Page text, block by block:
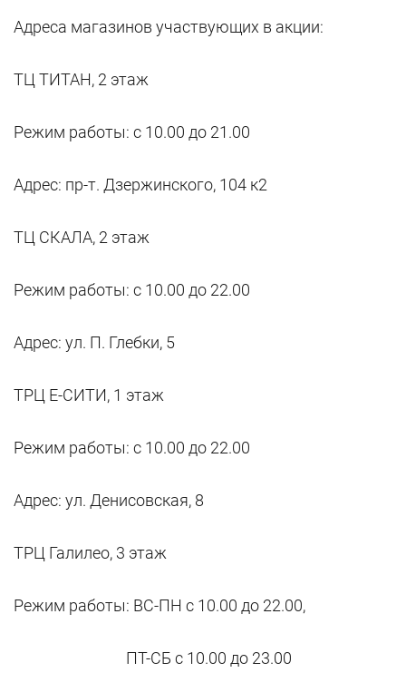
Адреса магазинов участвующих в акции:
ТЦ ТИТАН, 2 этаж
Режим работы: с 10.00 до 21.00
Адрес: пр-т. Дзержинского, 104 к2
ТЦ СКАЛА, 2 этаж
Режим работы: с 10.00 до 22.00
Адрес: ул. П. Глебки, 5
ТРЦ Е-СИТИ, 1 этаж
Режим работы: с 10.00 до 22.00
Адрес: ул. Денисовская, 8
ТРЦ Галилео, 3 этаж
Режим работы: ВС-ПН с 10.00 до 22.00,
ПТ-СБ с 10.00 до 23.00